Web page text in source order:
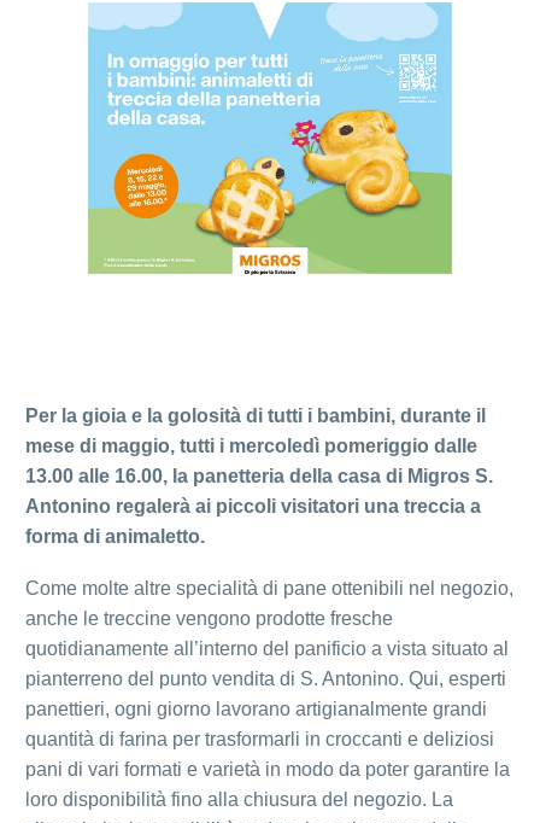
Per la gioia e la golosità di tutti i bambini, durante il
mese di maggio, tutti i mercoledì pomeriggio dalle
13.00 alle 16.00, la panetteria della casa di Migros S.
Antonino regalerà ai piccoli visitatori una treccia a
forma di animaletto.
Come molte altre specialità di pane ottenibili nel negozio,
anche le treccine vengono prodotte fresche
quotidianamente all’interno del panificio a vista situato al
pianterreno del punto vendita di S. Antonino. Qui, esperti
panettieri, ogni giorno lavorano artigianalmente grandi
quantità di farina per trasformarli in croccanti e deliziosi
pani di vari formati e varietà in modo da poter garantire la
loro disponibilità fino alla chiusura del negozio. La